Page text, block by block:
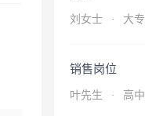
刘女士 · 大专
销售岗位
叶先生 · 高中